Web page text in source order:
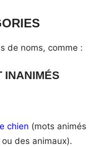
de noms, comme :
INANIMÉS
chien (mots animés
des animaux).